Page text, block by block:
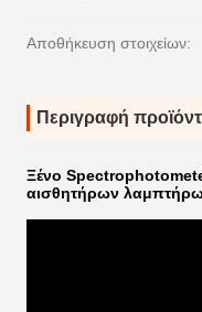
Αποθήκευση στοιχείων:
Περιγραφή
Ξένο
αισθητήρων